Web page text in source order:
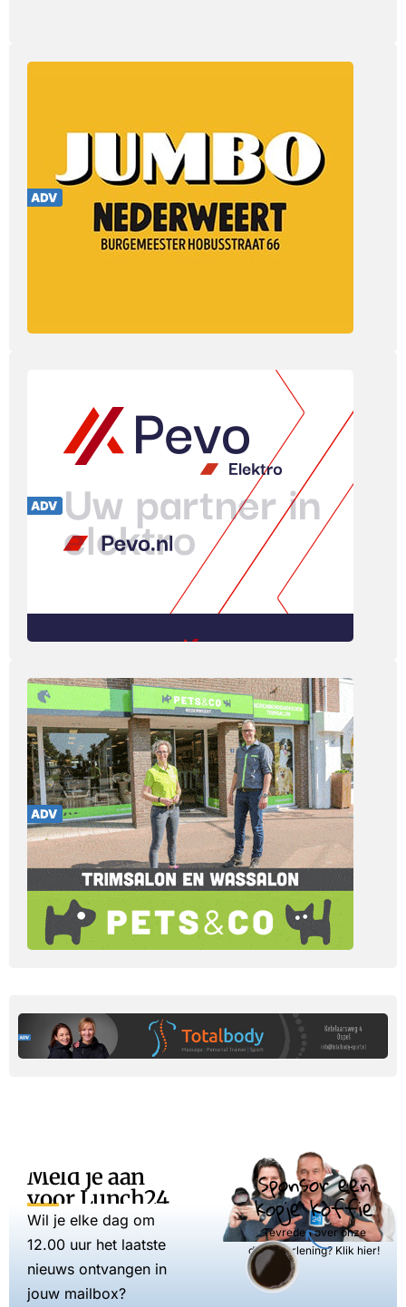
Meld je aan
voor Lunch24
Wil je elke dag om
12.00 uur het laatste
nieuws ontvangen in
jouw mailbox?
Sponsor een
kopje koffie
Tevreden over onze
dienstverlening? Klik hier!